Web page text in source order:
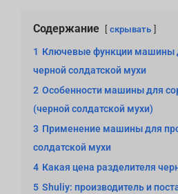
Содержание скрывать
1 Ключевые функции машины
черной солдатской мухи
2 Особенности машины для
(черной солдатской мухи)
3 Применение машины для
солдатской мухи
4 Какая цена разделителя
5 Shuliy: производитель и